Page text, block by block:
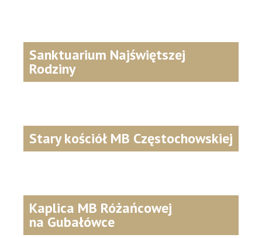
Sanktuarium Najświętszej
Rodziny
Stary kościół MB Częstochowskiej
Kaplica MB Różańcowej
na Gubałówce